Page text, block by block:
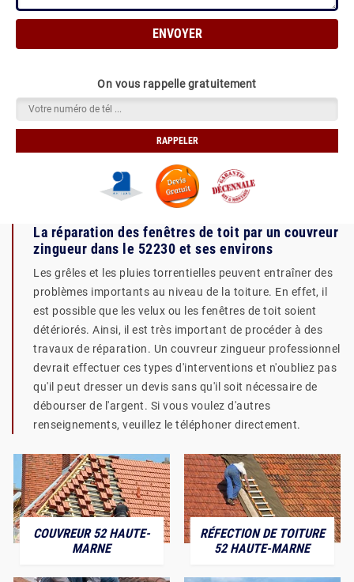
On vous rappelle gratuitement
La réparation des fenêtres de toit par un couvreur
zingueur dans le 52230 et ses environs
Les grêles et les pluies torrentielles peuvent entraîner des
problèmes importants au niveau de la toiture. En effet, il
est possible que les velux ou les fenêtres de toit soient
détériorés. Ainsi, il est très important de procéder à des
travaux de réparation. Un couvreur zingueur professionnel
devrait effectuer ces types d'interventions et n'oubliez pas
qu'il peut dresser un devis sans qu'il soit nécessaire de
débourser de l'argent. Si vous voulez d'autres
renseignements, veuillez le téléphoner directement.
COUVREUR 52 HAUTE-
MARNE
RÉFECTION DE TOITURE
52 HAUTE-MARNE